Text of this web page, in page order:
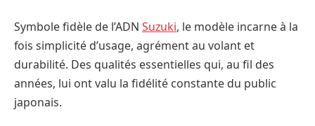
Symbole fidèle de l’ADN Suzuki, le modèle incarne à la
fois simplicité d’usage, agrément au volant et
durabilité. Des qualités essentielles qui, au fil des
années, lui ont valu la fidélité constante du public
japonais.